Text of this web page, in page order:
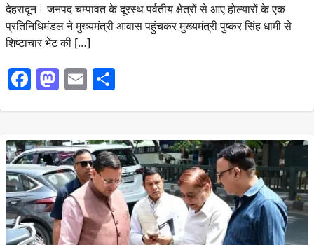
देहरादून। जनपद चम्पावत के दूरस्थ पर्वतीय क्षेत्रों से आए होल्यारों के एक
प्रतिनिधिमंडल ने मुख्यमंत्री आवास पहुंचकर मुख्यमंत्री पुष्कर सिंह धामी से
शिष्टाचार भेंट की […]
Facebook
Mastodon
Email